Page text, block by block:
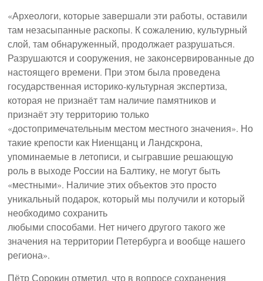
«Археологи, которые завершали эти работы, оставили
там незасыпанные раскопы. К сожалению, культурный
слой, там обнаруженный, продолжает разрушаться.
Разрушаются и сооружения, не законсервированные до
настоящего времени. При этом была проведена
государственная историко-культурная экспертиза,
которая не признаёт там наличие памятников и
признаёт эту территорию только
«достопримечательным местом местного значения». Но
такие крепости как Ниенщанц и Ландскрона,
упоминаемые в летописи, и сыгравшие решающую
роль в выходе России на Балтику, не могут быть
«местными». Наличие этих объектов это просто
уникальный подарок, который мы получили и который
необходимо сохранить
любыми способами. Нет ничего другого такого же
значения на территории Петербурга и вообще нашего
региона».
Пётр Сорокин отметил, что в вопросе сохранения